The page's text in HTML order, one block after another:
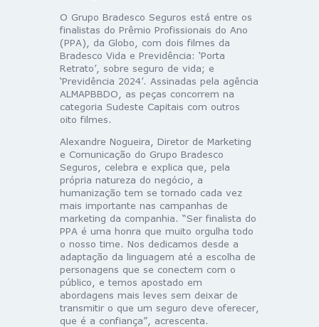
O Grupo Bradesco Seguros está entre os
finalistas do Prêmio Profissionais do Ano
(PPA), da Globo, com dois filmes da
Bradesco Vida e Previdência: ‘Porta
Retrato’, sobre seguro de vida; e
‘Previdência 2024’. Assinadas pela agência
ALMAPBBDO, as peças concorrem na
categoria Sudeste Capitais com outros
oito filmes.
Alexandre Nogueira, Diretor de Marketing
e Comunicação do Grupo Bradesco
Seguros, celebra e explica que, pela
própria natureza do negócio, a
humanização tem se tornado cada vez
mais importante nas campanhas de
marketing da companhia. “Ser finalista do
PPA é uma honra que muito orgulha todo
o nosso time. Nos dedicamos desde a
adaptação da linguagem até a escolha de
personagens que se conectem com o
público, e temos apostado em
abordagens mais leves sem deixar de
transmitir o que um seguro deve oferecer,
que é a confiança”, acrescenta.